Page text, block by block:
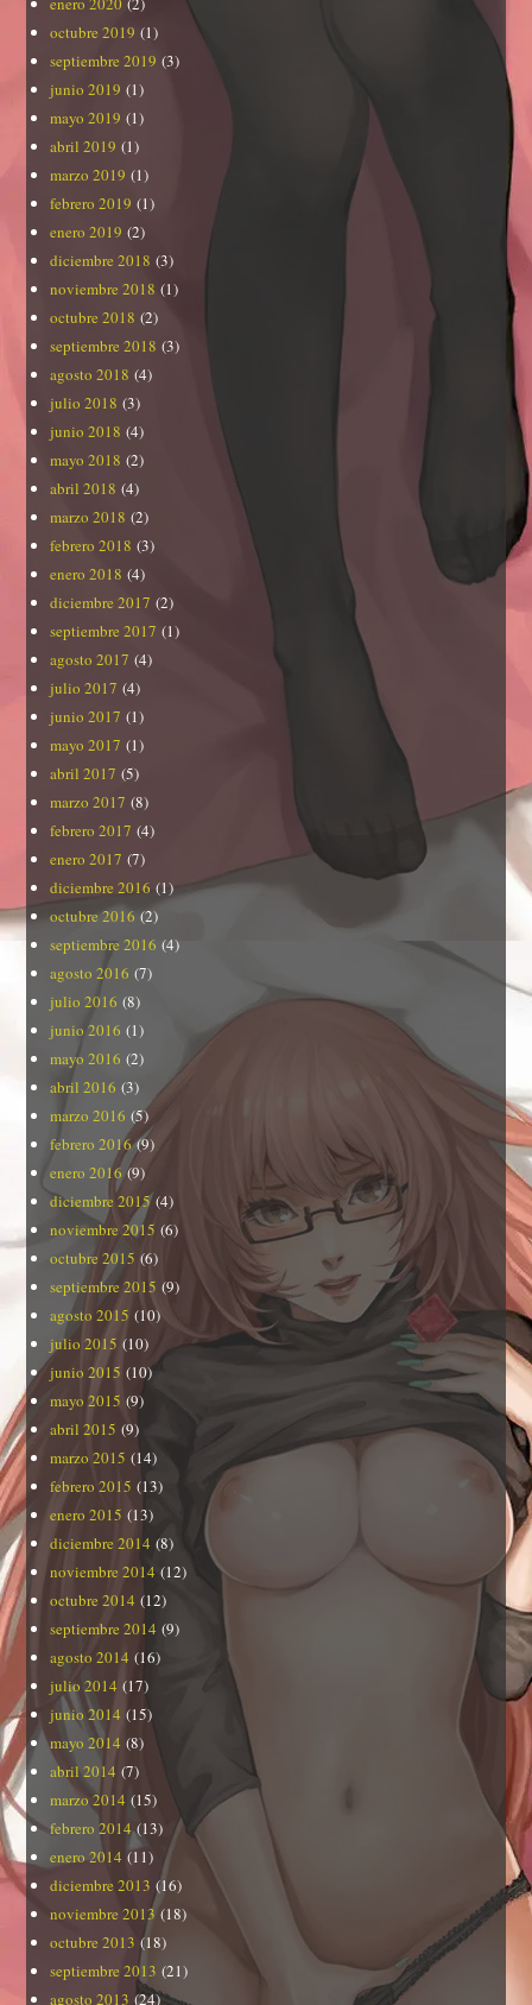
octubre 2019 (1)
septiembre 2019 (3)
junio 2019 (1)
mayo 2019 (1)
abril 2019 (1)
marzo 2019 (1)
febrero 2019 (1)
enero 2019 (2)
diciembre 2018 (3)
noviembre 2018 (1)
octubre 2018 (2)
septiembre 2018 (3)
agosto 2018 (4)
julio 2018 (3)
junio 2018 (4)
mayo 2018 (2)
abril 2018 (4)
marzo 2018 (2)
febrero 2018 (3)
enero 2018 (4)
diciembre 2017 (2)
septiembre 2017 (1)
agosto 2017 (4)
julio 2017 (4)
junio 2017 (1)
mayo 2017 (1)
abril 2017 (5)
marzo 2017 (8)
febrero 2017 (4)
enero 2017 (7)
diciembre 2016 (1)
octubre 2016 (2)
septiembre 2016 (4)
agosto 2016 (7)
julio 2016 (8)
junio 2016 (1)
mayo 2016 (2)
abril 2016 (3)
marzo 2016 (5)
febrero 2016(9)
enero 2016(9)
diciembre 2015(4)
noviembre 2015 (6)
octubre 2015 (6)
septiembre 2015 (9)
agosto 2015 (10)
julio 2015 (10)
junio 2015 (10)
mayo 2015 (9)
abril 2015 (9)
marzo 2015 (14)
febrero 2015 (13)
enero 2015 (13)
diciembre 2014 (8)
noviembre 2014 (12)
octubre 2014 (12)
septiembre 2014 (9)
agosto 2014 (16)
julio 2014 (17)
junio 2014 (15)
mayo 2014 (8)
abril 2014 (7)
marzo 2014 (15)
febrero 2014(13)
enero 2014 (11)
diciembre 2013 (16)
noviembre 2013 (18)
octubre 2013 (18)
septiembre 2013 (21)
agosto 2013 (24)